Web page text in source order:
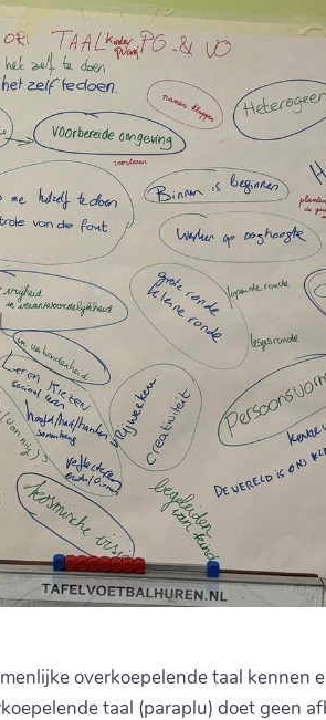
overkoepelende taal kennen
taal (paraplu) doet geen